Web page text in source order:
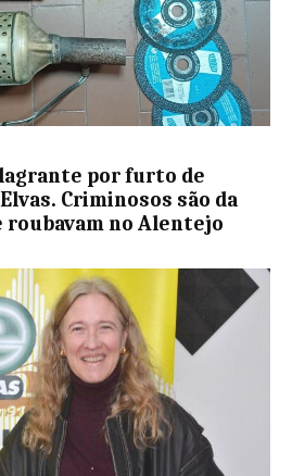
por furto de
Criminosos são da
roubavam no Alentejo